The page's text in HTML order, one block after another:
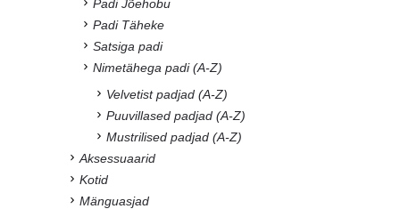
Padi Jõehobu
Padi Täheke
Satsiga padi
Nimetähega padi (A-Z)
Velvetist padjad (A-Z)
Puuvillased padjad (A-Z)
Mustrilised padjad (A-Z)
Aksessuaarid
Kotid
Mänguasjad